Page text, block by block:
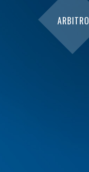
ARBITRO